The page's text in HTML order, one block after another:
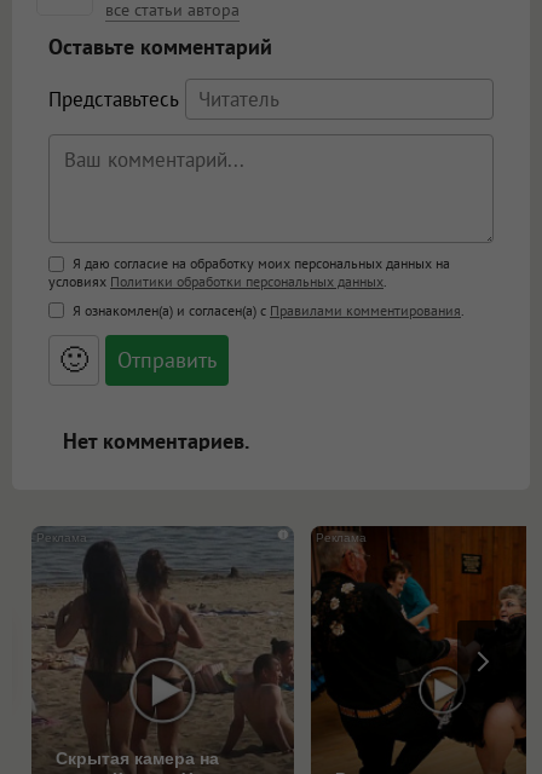
все статьи автора
Оставьте комментарий
Представьтесь
Поддержка HTML
<b>, <strong>, <u>, <i>, <em>, <s>, <big>,
<small>, <sup>, <sub>, <pre>, <ul>, <ol>, <li>,
<blockquote>, <code> экранирует HTML,
адреса URL автоматически становятся
ссылками, и [img]адрес[/img] будет
Я даю согласие на обработку моих персональных данных на
условиях Политики обработки персональных данных
Я ознакомлен(а) и согласен(а) с Правилами комментирования
🙂
Нет комментариев.
i
Скрытая камера на